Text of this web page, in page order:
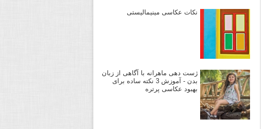
نکات عکاسی مینیمالیستی
ژست دهی ماهرانه با آگاهی از زبان
بدن - آموزش 3 نکته ساده برای
بهبود عکاسی پرتره